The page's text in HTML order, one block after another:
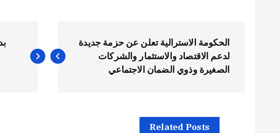
ص
الحكومة الاسترالية تعلن عن حزمة جديدة
لدعم الاقتصاد والاستثمار والشركات
الصغيرة وذوي الضمان الاجتماعي
Related Posts